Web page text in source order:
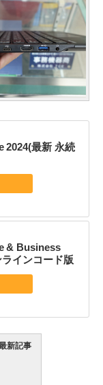
2024(最新 永続
& Business
インコード版
新記事